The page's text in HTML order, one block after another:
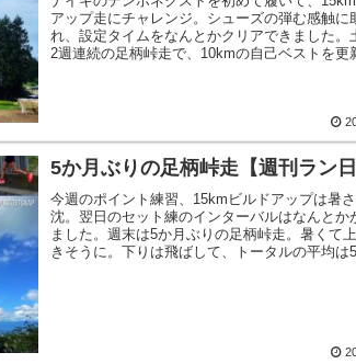
アップ走にチャレンジ。シューズの弾む感触に
れ、設定タイムをなんとかクリアできました。
2週連続の足柄峠走で、10kmの自己ベストを更
5か月ぶりの足柄峠走【週刊ラン日
今週のポイント練習、15kmビルドアップは暑
沈。翌日のセット練のインターバルはなんとか
ました。週末は5か月ぶりの足柄峠走。暑くて
きそうに。下りは飛ばして、トータルの平均は